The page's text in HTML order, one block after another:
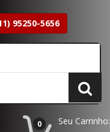
95250-5656
0 Seu Carrinho: